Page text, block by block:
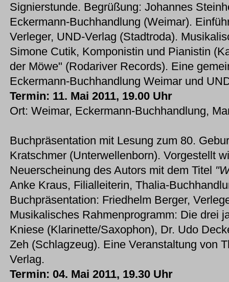
Signierstunde. Begrüßung: Johannes
Eckermann-Buchhandlung (Weimar).
Verleger, UND-Verlag (Stadtroda).
Simone Cutik, Komponistin und Pianistin
der Möwe" (Rodariver Records). Eine
Eckermann-Buchhandlung Weimar und
Termin: 11. Mai 2011, 19.00 Uhr
Ort: Weimar, Eckermann-Buchhandlung,
Buchpräsentation mit Lesung zum 80.
Kratschmer (Unterwellenborn). Vorgestellt
Neuerscheinung des Autors mit dem Titel
Anke Kraus, Filialleiterin, Thalia-
Buchpräsentation: Friedhelm Berger,
Musikalisches Rahmenprogramm: Die drei
Kniese (Klarinette/Saxophon), Dr. Udo
Zeh (Schlagzeug). Eine Veranstaltung von
Verlag.
Termin: 04. Mai 2011, 19.30 Uhr